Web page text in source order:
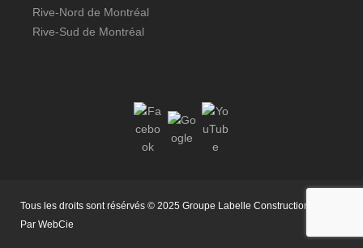
Rive-Nord de Montréal
Rive-Sud de Montréal
Tous les droits sont résérvés © 2025 Groupe Labelle Construction Inc. |
Par WebCie